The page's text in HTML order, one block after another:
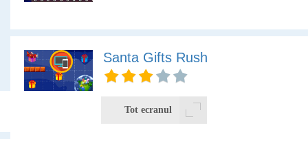
Santa Gifts Rush
Mos Craciun colecteaza
cu un avion special
cadourile din spatiul
Tot ecranul